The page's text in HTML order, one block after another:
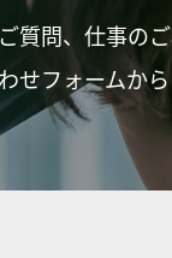
質問、仕事の
せフォームか